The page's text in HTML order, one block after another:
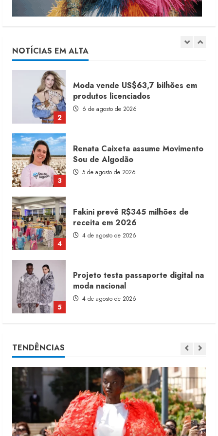
NOTÍCIAS EM ALTA
1
7 de agosto de 2026
2
Moda vende US$63,7 bilhões em
produtos licenciados
6 de agosto de 2026
3
Renata Caixeta assume Movimento
Sou de Algodão
5 de agosto de 2026
4
Fakini prevê R$345 milhões de
receita em 2026
4 de agosto de 2026
5
Projeto testa passaporte digital na
moda nacional
4 de agosto de 2026
1
2
Moda vende US$63,7 bilhões em
produtos licenciados
6 de agosto de 2026
TENDÊNCIAS